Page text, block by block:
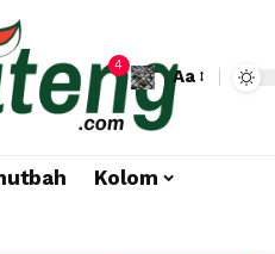
4
Aa
Kolom